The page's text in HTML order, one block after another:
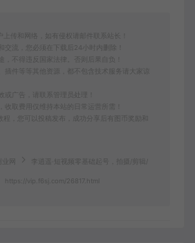
上传和网络，如有侵权请邮件联系站长！
交流，您必须在下载后24小时内删除！
，不得违反国家法律。否则后果自负！
插件等等其他资源，都不包含技术服务请大家谅
或广告，请联系管理员处理！
收取费用仅维持本站的日常运营所需！
程，您可以投稿发布，成功分享后有图币奖励和
业网 李逍遥·短视频零基础起号，​拍摄/剪辑/
https://vip.f6sj.com/26817.html